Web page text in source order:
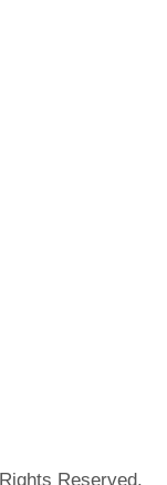
Reserved.